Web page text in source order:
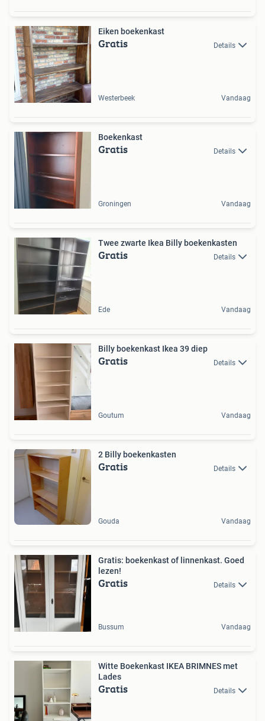
Eiken boekenkast
Gratis Details
Westerbeek Vandaag
Boekenkast
Gratis Details
Groningen Vandaag
Twee zwarte Ikea Billy boekenkasten
Gratis Details
Ede Vandaag
Billy boekenkast Ikea 39 diep
Gratis Details
Goutum Vandaag
2 Billy boekenkasten
Gratis Details
Gouda Vandaag
Gratis: boekenkast of linnenkast. Goed
lezen!
Gratis Details
Bussum Vandaag
Witte Boekenkast IKEA BRIMNES met
Lades
Gratis Details